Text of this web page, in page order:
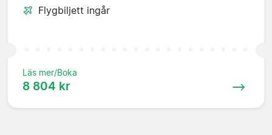
Flygbiljett ingår
Läs mer/Boka
8 804 kr